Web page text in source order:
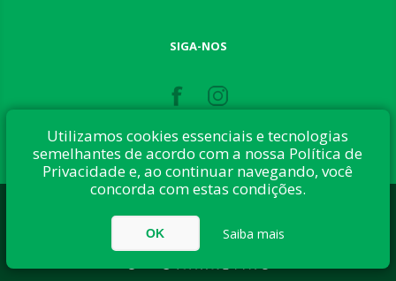
SIGA-NOS
Desenvolvido com:nopCommerce
Direitos autorais © 2026 Button Shop. Todos direitos reservados.
Utilizamos cookies essenciais e tecnologias
semelhantes de acordo com a nossa Política de
Privacidade e, ao continuar navegando, você
concorda com estas condições.
OK Saiba mais